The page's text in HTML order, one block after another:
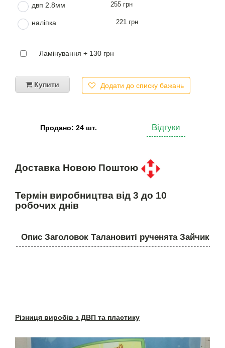
двп 2.8мм 255 грн
наліпка 221 грн
Ламінування + 130 грн
Купити Додати до списку бажань
Продано: 24 шт. Відгуки
Доставка Новою Поштою
Термін виробництва від 3 до 10
робочих днів
Опис Заголовок Талановиті рученята Зайчик
Різниця виробів з ДВП та пластику